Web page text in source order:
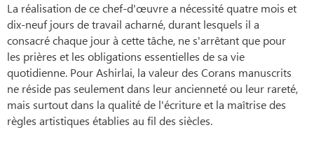
La réalisation de ce chef-d'œuvre a nécessité quatre mois et
dix-neuf jours de travail acharné, durant lesquels il a
consacré chaque jour à cette tâche, ne s'arrêtant que pour
les prières et les obligations essentielles de sa vie
quotidienne. Pour Ashirlai, la valeur des Corans manuscrits
ne réside pas seulement dans leur ancienneté ou leur rareté,
mais surtout dans la qualité de l'écriture et la maîtrise des
règles artistiques établies au fil des siècles.